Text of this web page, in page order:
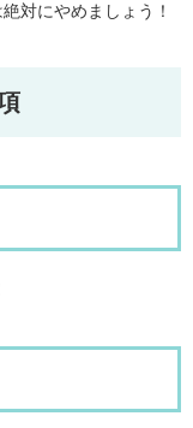
対にやめましょう！